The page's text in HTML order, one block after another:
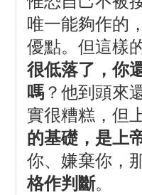
唯一能夠作的
優點。但這樣
很低落了，你
嗎？他到頭來
實很糟糕，但
的基礎，是上
你、嫌棄你，
格作判斷。